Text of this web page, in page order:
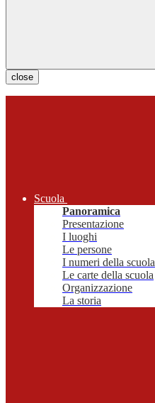
close
Scuola
Panoramica
Presentazione
I luoghi
Le persone
I numeri della scuola
Le carte della scuola
Organizzazione
La storia